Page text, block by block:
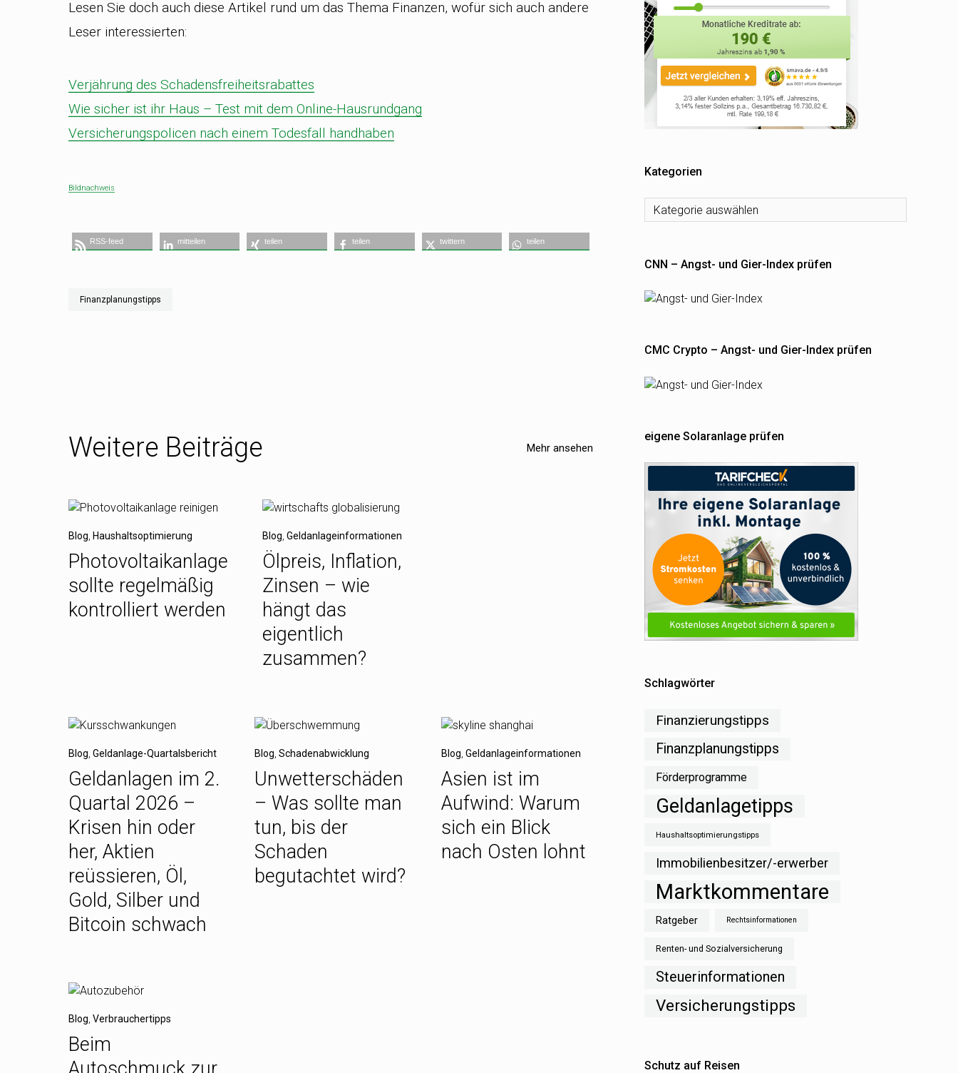
Lesen Sie doch auch diese Artikel rund um das Thema Finanzen, wofür sich auch andere
Leser interessierten:
Verjährung des Schadensfreiheitsrabattes
Wie sicher ist ihr Haus – Test mit dem Online-Hausrundgang
Versicherungspolicen nach einem Todesfall handhaben
Bildnachweis
RSS-feed mitteilen teilen teilen twittern teilen
Finanzplanungstipps
Weitere Beiträge Mehr ansehen
Blog Haushaltsoptimierung
Photovoltaikanlage
sollte regelmäßig
kontrolliert werden
Blog Geldanlageinformationen
Ölpreis, Inflation,
Zinsen – wie
hängt das
eigentlich
zusammen?
Blog Geldanlage-Quartalsbericht
Geldanlagen im 2.
Quartal 2026 –
Krisen hin oder
her, Aktien
reüssieren, Öl,
Gold, Silber und
Bitcoin schwach
Blog ,Schadenabwicklung
Unwetterschäden
– Was sollte man
tun, bis der
Schaden
begutachtet wird?
Blog Geldanlageinformationen
Asien ist im
Aufwind: Warum
sich ein Blick
nach Osten lohnt
Blog, Verbrauchertipps
Beim
Kategorien
Kategorien
CNN – Angst- und Gier-Index prüfen
CMC Crypto – Angst- und Gier-Index prüfen
eigene Solaranlage prüfen
Schlagwörter
Finanzierungstipps
Finanzplanungstipps
Förderprogramme
Geldanlagetipps
Haushaltsoptimierungstipps
Immobilienbesitzer/-erwerber
Marktkommentare
Ratgeber Rechtsinformationen
Renten- und Sozialversicherung
Steuerinformationen
Versicherungstipps
Schutz auf Reisen